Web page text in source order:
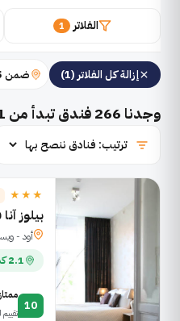
الفلاتر 1
إزالة كل الفلاتر (1) ضمن 5 كم من دام سكوير
وجدنا 266فندق تبدأ من 131 ر.س
★★★
بيلوز
أود -
2.1 كم من دام سكوير
10
ممتاز
تقييم